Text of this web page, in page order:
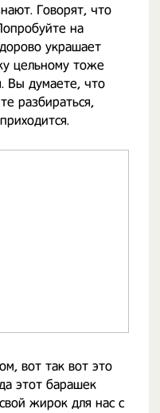
Говорят, что
на
украшает
цельному тоже
Вы думаете, что
разбираться,
вот так вот это
этот барашек
жирок для нас с